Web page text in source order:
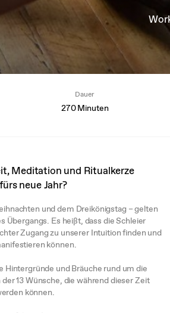
Dauer
270 Minuten
Meditation und Ritualkerze
neue Jahr?
und dem Dreikönigstag – gelten
Übergangs. Es heißt, dass die Schleier
Zugang zu unserer Intuition finden und
können.
Hintergründe und Bräuche rund um die
13 Wünsche, die während dieser Zeit
können.